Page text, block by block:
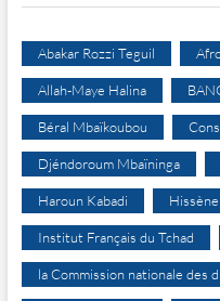
Abakar Rozzi Teguil
Allah-Maye Halina
Béral Mbaïkoubou
Djéndoroum Mbaïninga
Haroun Kabadi
Institut Français du Tchad
la Commission nationale des